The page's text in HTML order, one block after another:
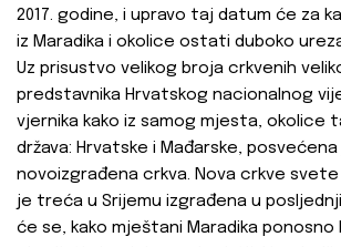
2017. godine, i upravo taj datum će za
iz Maradika i okolice ostati duboko
Uz prisustvo velikog broja crkvenih
predstavnika Hrvatskog nacionalnog
vjernika kako iz samog mjesta, okolice
država: Hrvatske i Mađarske, posvećena
novoizgrađena crkva. Nova crkve svete
je treća u Srijemu izgrađena u
će se, kako mještani Maradika ponosno